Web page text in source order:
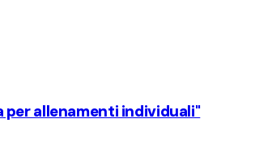
per allenamenti individuali"